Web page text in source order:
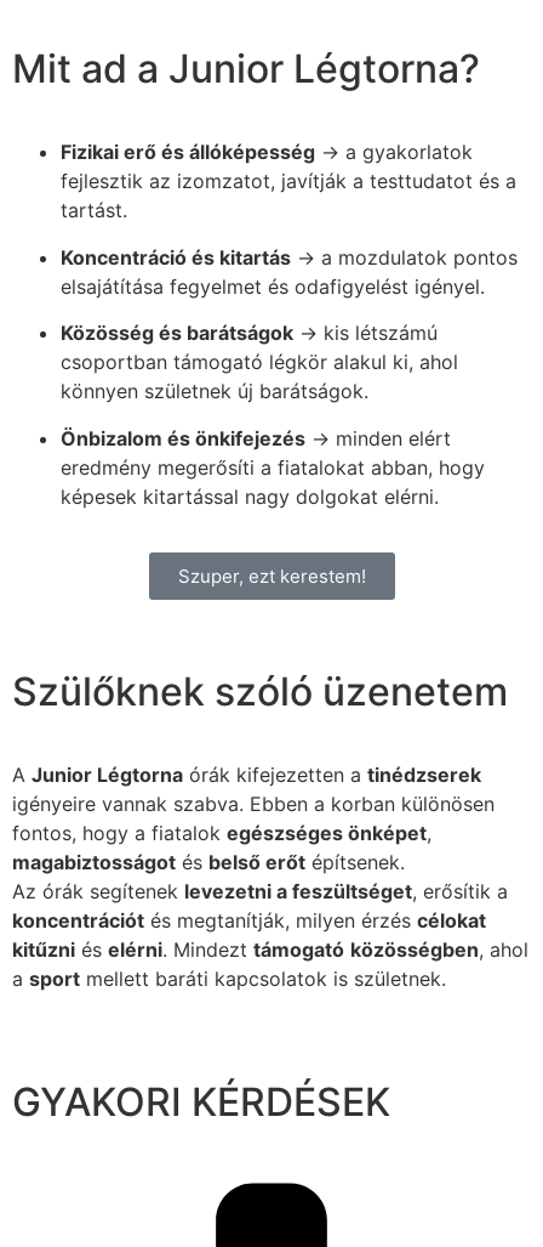
Mit ad a Junior Légtorna?
Fizikai erő és állóképesség → a gyakorlatok
fejlesztik az izomzatot, javítják a testtudatot és a
tartást.
Koncentráció és kitartás → a mozdulatok pontos
elsajátítása fegyelmet és odafigyelést igényel.
Közösség és barátságok → kis létszámú
csoportban támogató légkör alakul ki, ahol
könnyen születnek új barátságok.
Önbizalom és önkifejezés → minden elért
eredmény megerősíti a fiatalokat abban, hogy
képesek kitartással nagy dolgokat elérni.
Szuper, ezt kerestem!
Szülőknek szóló üzenetem
A Junior Légtorna órák kifejezetten a tinédzserek
igényeire vannak szabva. Ebben a korban különösen
fontos, hogy a fiatalok egészséges önképet,
magabiztosságot és belső erőt építsenek.
Az órák segítenek levezetni a feszültséget, erősítik a
koncentrációt és megtanítják, milyen érzés célokat
kitűzni és elérni. Mindezt támogató közösségben, ahol
a sport mellett baráti kapcsolatok is születnek.
GYAKORI KÉRDÉSEK